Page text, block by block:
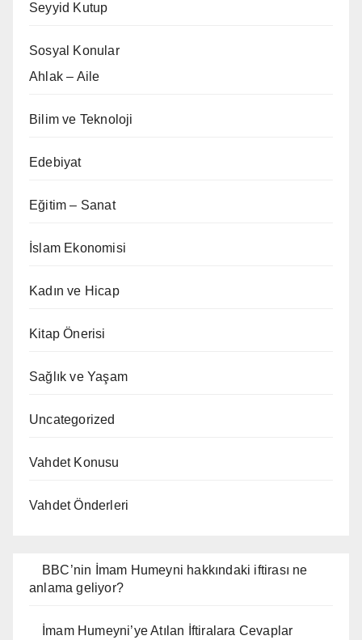
Seyyid Kutup
Sosyal Konular
Ahlak – Aile
Bilim ve Teknoloji
Edebiyat
Eğitim – Sanat
İslam Ekonomisi
Kadın ve Hicap
Kitap Önerisi
Sağlık ve Yaşam
Uncategorized
Vahdet Konusu
Vahdet Önderleri
BBC’nin İmam Humeyni hakkındaki iftirası ne
anlama geliyor?
İmam Humeyni’ye Atılan İftiralara Cevaplar